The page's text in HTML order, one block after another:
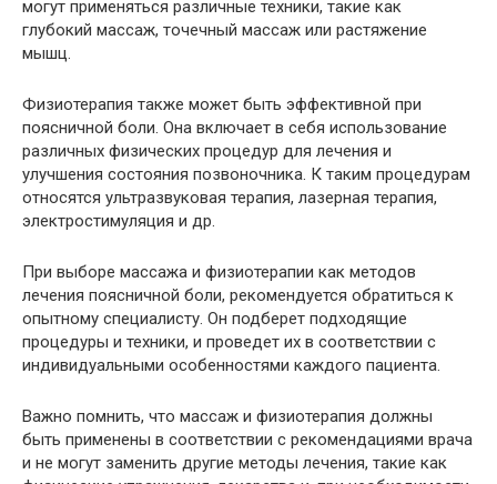
могут применяться различные техники, такие как
глубокий массаж, точечный массаж или растяжение
мышц.
Физиотерапия также может быть эффективной при
поясничной боли. Она включает в себя использование
различных физических процедур для лечения и
улучшения состояния позвоночника. К таким процедурам
относятся ультразвуковая терапия, лазерная терапия,
электростимуляция и др.
При выборе массажа и физиотерапии как методов
лечения поясничной боли, рекомендуется обратиться к
опытному специалисту. Он подберет подходящие
процедуры и техники, и проведет их в соответствии с
индивидуальными особенностями каждого пациента.
Важно помнить, что массаж и физиотерапия должны
быть применены в соответствии с рекомендациями врача
и не могут заменить другие методы лечения, такие как